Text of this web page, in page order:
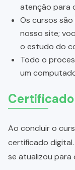
atenção para
Os cursos
nosso site;
o estudo do
Todo o
um
Ao concluir o
certificado
se atualizou para